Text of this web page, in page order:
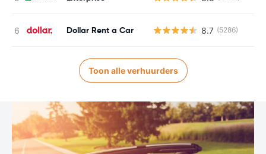
Dollar Rent a Car 8.7 (5286)
Toon alle verhuurders